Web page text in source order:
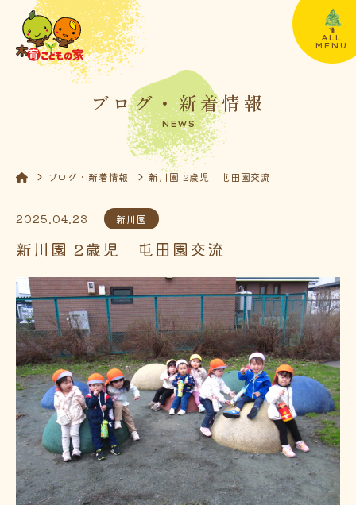
ALL
MENU
ブログ・新着情報
NEWS
ブログ・新着情報 新川園 2歳児 屯田園交流
2025.04.23 新川園
新川園 2歳児 屯田園交流